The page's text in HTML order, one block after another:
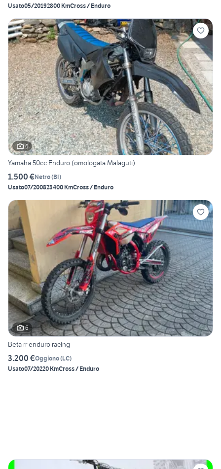
Usato05/20192800 KmCross / Enduro
6
Yamaha 50cc Enduro (omologata Malaguti)
1.500 €Netro(BI)
Usato07/200823400 KmCross / Enduro
6
Beta rr enduro racing
3.200 €Oggiono(LC)
Usato07/20220 KmCross / Enduro